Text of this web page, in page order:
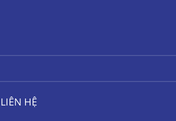
LIÊN HỆ